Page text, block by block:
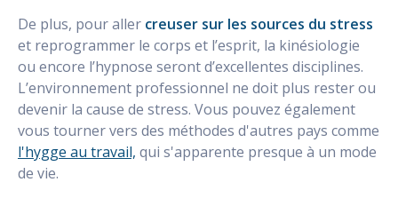
De plus, pour aller creuser sur les sources du stress
et reprogrammer le corps et l’esprit, la kinésiologie
ou encore l’hypnose seront d’excellentes disciplines.
L’environnement professionnel ne doit plus rester ou
devenir la cause de stress. Vous pouvez également
vous tourner vers des méthodes d'autres pays comme
l'hygge au travail, qui s'apparente presque à un mode
de vie.